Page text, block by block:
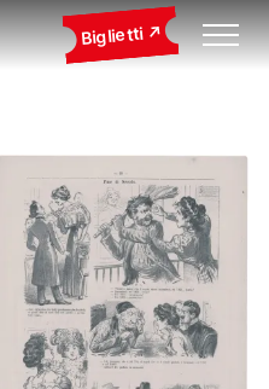
Biglietti